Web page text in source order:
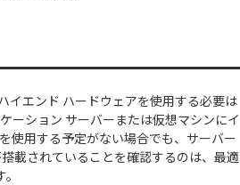
エンド ハードウェアを使用する必要は
ーション サーバーまたは仮想マシンにイ
使用する予定がない場合でも、サーバー
載されていることを確認するのは、最適